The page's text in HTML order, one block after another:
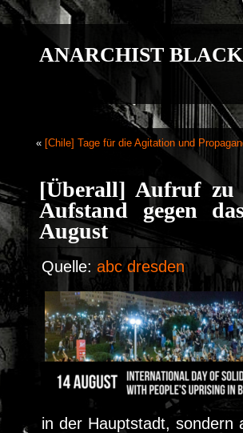
ANARCHIST
« [Chile] Tage für die Agitation und
[Überall] Aufruf zu
Aufstand gegen
August
Quelle: abc dresden
in der Hauptstadt, sondern